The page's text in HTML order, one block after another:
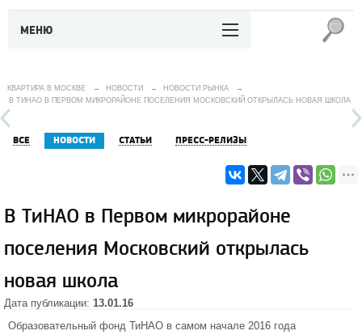
МЕНЮ
КВАРТИРА В МОСКВЕ → НОВОСТИ → НОВОСТИ РЫНКА
→
В ТИНАО В ПЕРВОМ МИКРОРАЙОНЕ ПОСЕЛЕНИЯ МОСКОВСКИЙ ОТКРЫЛАСЬ НОВАЯ ШКОЛА
ВСЕ НОВОСТИ СТАТЬИ ПРЕСС-РЕЛИЗЫ
В ТиНАО в Первом микрорайоне
поселения Московский открылась
новая школа
Дата публикации: 13.01.16
Образовательный фонд ТиНАО в самом начале 2016 года